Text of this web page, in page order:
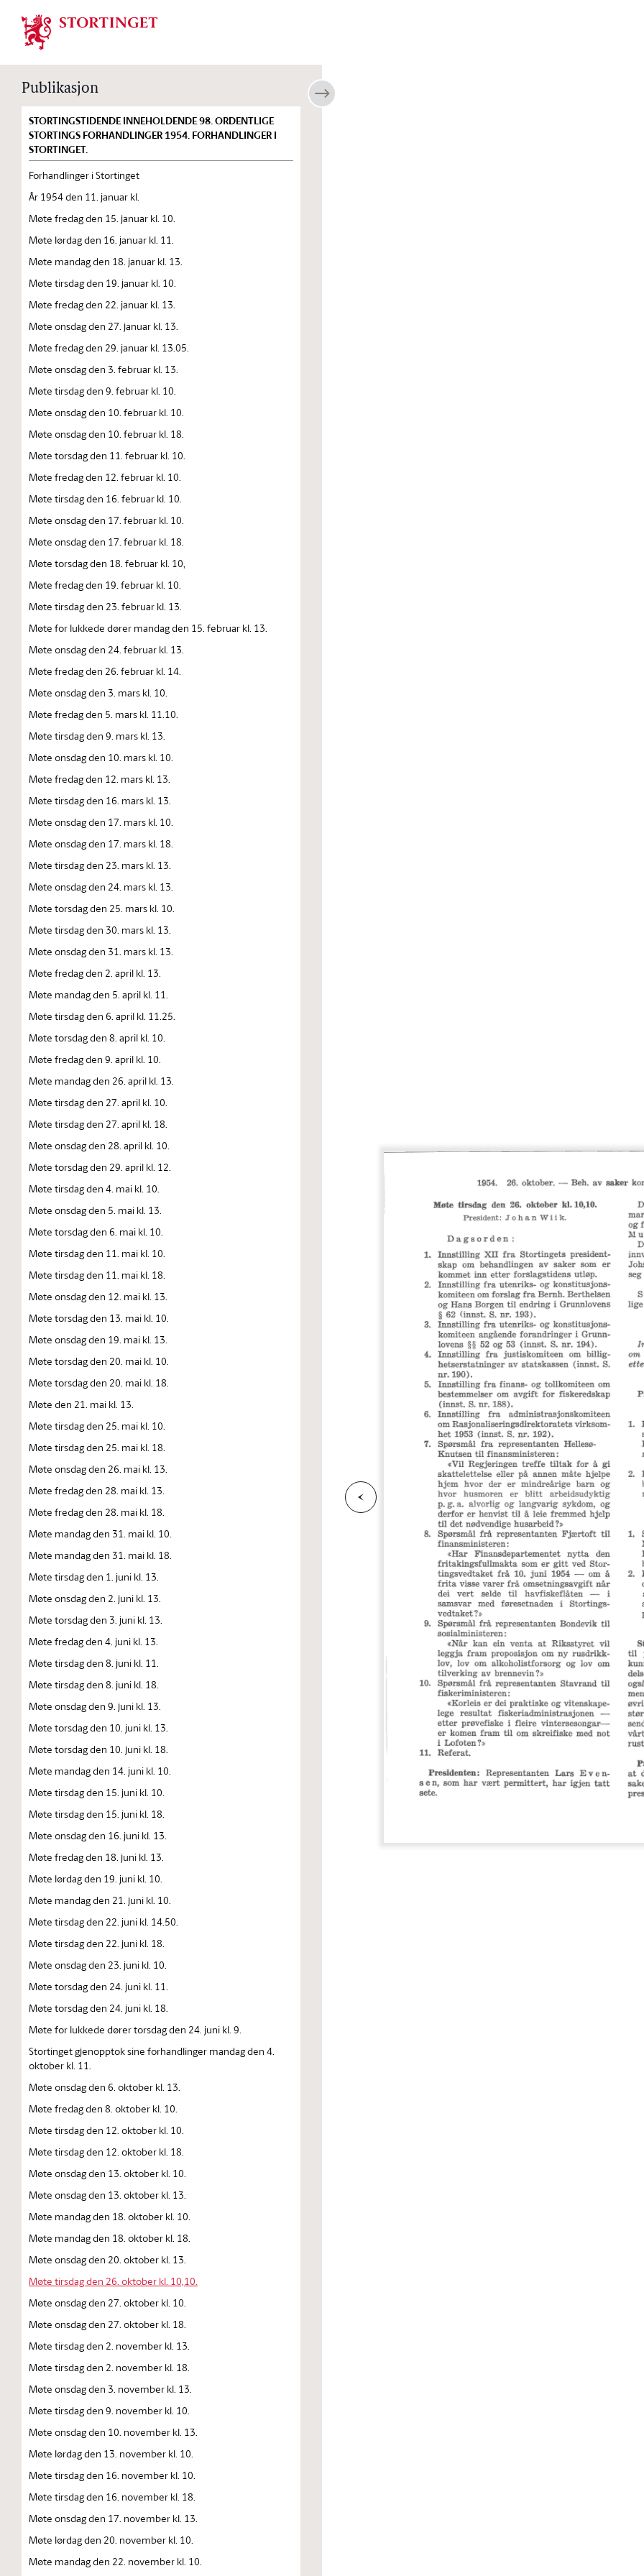
Stortinget.no
Publikasjon
STORTINGSTIDENDE INNEHOLDENDE 98. ORDENTLIGE
STORTINGS FORHANDLINGER 1954. FORHANDLINGER I
STORTINGET.
Forhandlinger i Stortinget
År 1954 den 11. januar kl.
Møte fredag den 15. januar kl. 10.
Møte lørdag den 16. januar kl. 11.
Møte mandag den 18. januar kl. 13.
Møte tirsdag den 19. januar kl. 10.
Møte fredag den 22. januar kl. 13.
Møte onsdag den 27. januar kl. 13.
Møte fredag den 29. januar kl. 13.05.
Møte onsdag den 3. februar kl. 13.
Møte tirsdag den 9. februar kl. 10.
Møte onsdag den 10. februar kl. 10.
Møte onsdag den 10. februar kl. 18.
Møte torsdag den 11. februar kl. 10.
Møte fredag den 12. februar kl. 10.
Møte tirsdag den 16. februar kl. 10.
Møte onsdag den 17. februar kl. 10.
Møte onsdag den 17. februar kl. 18.
Møte torsdag den 18. februar kl. 10,
Møte fredag den 19. februar kl. 10.
Møte tirsdag den 23. februar kl. 13.
Møte for lukkede dører mandag den 15. februar kl. 13.
Møte onsdag den 24. februar kl. 13.
Møte fredag den 26. februar kl. 14.
Møte onsdag den 3. mars kl. 10.
Møte fredag den 5. mars kl. 11.10.
Møte tirsdag den 9. mars kl. 13.
Møte onsdag den 10. mars kl. 10.
Møte fredag den 12. mars kl. 13.
Møte tirsdag den 16. mars kl. 13.
Møte onsdag den 17. mars kl. 10.
Møte onsdag den 17. mars kl. 18.
Møte tirsdag den 23. mars kl. 13.
Møte onsdag den 24. mars kl. 13.
Møte torsdag den 25. mars kl. 10.
Møte tirsdag den 30. mars kl. 13.
Møte onsdag den 31. mars kl. 13.
Møte fredag den 2. april kl. 13.
Møte mandag den 5. april kl. 11.
Møte tirsdag den 6. april kl. 11.25.
Møte torsdag den 8. april kl. 10.
Møte fredag den 9. april kl. 10.
Møte mandag den 26. april kl. 13.
Møte tirsdag den 27. april kl. 10.
Møte tirsdag den 27. april kl. 18.
Møte onsdag den 28. april kl. 10.
Møte torsdag den 29. april kl. 12.
Møte tirsdag den 4. mai kl. 10.
Møte onsdag den 5. mai kl. 13.
Møte torsdag den 6. mai kl. 10.
Møte tirsdag den 11. mai kl. 10.
Møte tirsdag den 11. mai kl. 18.
Møte onsdag den 12. mai kl. 13.
Møte torsdag den 13. mai kl. 10.
Møte onsdag den 19. mai kl. 13.
Møte torsdag den 20. mai kl. 10.
Møte torsdag den 20. mai kl. 18.
Møte den 21. mai kl. 13.
Møte tirsdag den 25. mai kl. 10.
Møte tirsdag den 25. mai kl. 18.
Møte onsdag den 26. mai kl. 13.
Møte fredag den 28. mai kl. 13.
Møte fredag den 28. mai kl. 18.
Møte mandag den 31. mai kl. 10.
Møte mandag den 31. mai kl. 18.
Møte tirsdag den 1. juni kl. 13.
Møte onsdag den 2. juni kl. 13.
Møte torsdag den 3. juni kl. 13.
Møte fredag den 4. juni kl. 13.
Møte tirsdag den 8. juni kl. 11.
Møte tirsdag den 8. juni kl. 18.
Møte onsdag den 9. juni kl. 13.
Møte torsdag den 10. juni kl. 13.
Møte torsdag den 10. juni kl. 18.
Møte mandag den 14. juni kl. 10.
Møte tirsdag den 15. juni kl. 10.
Møte tirsdag den 15. juni kl. 18.
Møte onsdag den 16. juni kl. 13.
Møte fredag den 18. juni kl. 13.
Møte lørdag den 19. juni kl. 10.
Møte mandag den 21. juni kl. 10.
Møte tirsdag den 22. juni kl. 14.50.
Møte tirsdag den 22. juni kl. 18.
Møte onsdag den 23. juni kl. 10.
Møte torsdag den 24. juni kl. 11.
Møte torsdag den 24. juni kl. 18.
Møte for lukkede dører torsdag den 24. juni kl. 9.
Stortinget gjenopptok sine forhandlinger mandag den 4.
oktober kl. 11.
Møte onsdag den 6. oktober kl. 13.
Møte fredag den 8. oktober kl. 10.
Møte tirsdag den 12. oktober kl. 10.
Møte tirsdag den 12. oktober kl. 18.
Møte onsdag den 13. oktober kl. 10.
Møte onsdag den 13. oktober kl. 13.
Møte mandag den 18. oktober kl. 10.
Møte mandag den 18. oktober kl. 18.
Møte onsdag den 20. oktober kl. 13.
Møte tirsdag den 26. oktober kl. 10,10.
Møte onsdag den 27. oktober kl. 10.
Møte onsdag den 27. oktober kl. 18.
Møte tirsdag den 2. november kl. 13.
Møte tirsdag den 2. november kl. 18.
Møte onsdag den 3. november kl. 13.
Møte tirsdag den 9. november kl. 10.
Møte onsdag den 10. november kl. 13.
Møte lørdag den 13. november kl. 10.
Møte tirsdag den 16. november kl. 10.
Møte tirsdag den 16. november kl. 18.
Møte onsdag den 17. november kl. 13.
Møte lørdag den 20. november kl. 10.
Møte mandag den 22. november kl. 10.
F
o
rr
i
g
e
s
i
de